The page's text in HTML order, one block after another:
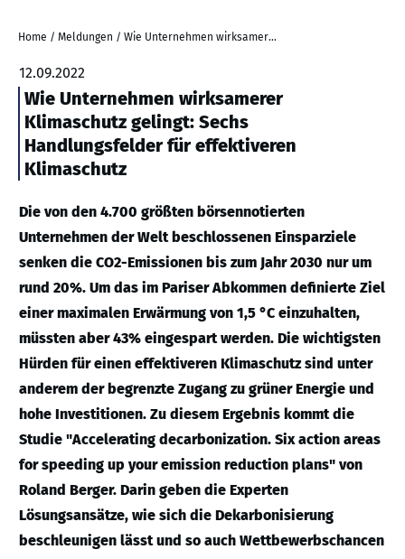
Home / Meldungen / Wie Unternehmen wirksamerer Klimaschutz gelingt: Sechs Handlungsfelder für effektiveren Klimaschutz
12.09.2022
Wie Unternehmen wirksamerer
Klimaschutz gelingt: Sechs
Handlungsfelder für effektiveren
Klimaschutz
Die von den 4.700 größten börsennotierten
Unternehmen der Welt beschlossenen Einsparziele
senken die CO2-Emissionen bis zum Jahr 2030 nur um
rund 20%. Um das im Pariser Abkommen definierte Ziel
einer maximalen Erwärmung von 1,5 °C einzuhalten,
müssten aber 43% eingespart werden. Die wichtigsten
Hürden für einen effektiveren Klimaschutz sind unter
anderem der begrenzte Zugang zu grüner Energie und
hohe Investitionen. Zu diesem Ergebnis kommt die
Studie "Accelerating decarbonization. Six action areas
for speeding up your emission reduction plans" von
Roland Berger. Darin geben die Experten
Lösungsansätze, wie sich die Dekarbonisierung
beschleunigen lässt und so auch Wettbewerbschancen